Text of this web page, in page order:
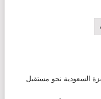
العملاق شاهين 3: قفزة السعودية نحو مستقبل